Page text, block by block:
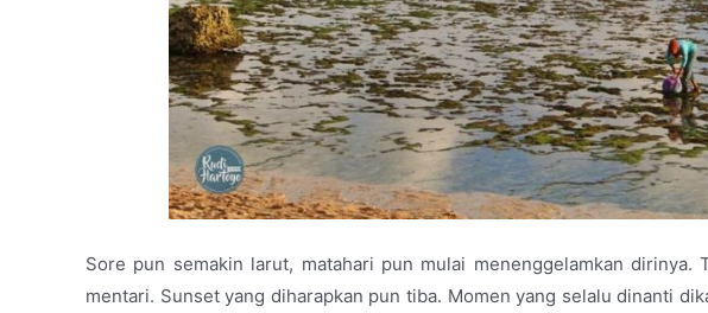
Sore pun semakin larut, matahari pun mulai menenggelamkan dirinya.
mentari. Sunset yang diharapkan pun tiba. Momen yang selalu dinanti